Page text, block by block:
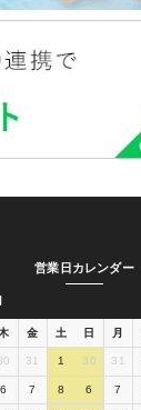
営業日カレンダー
金 土
31 1
6 7 8
日 月
30 31
6 7